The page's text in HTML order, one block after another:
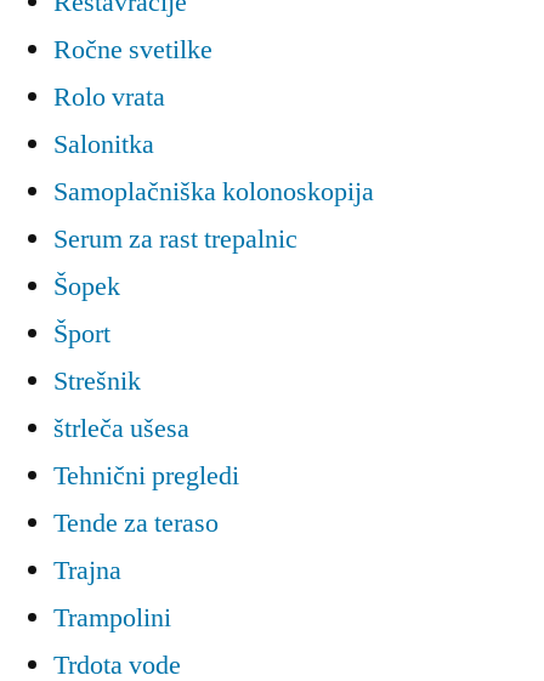
Ročne svetilke
Rolo vrata
Salonitka
Samoplačniška kolonoskopija
Serum za rast trepalnic
Šopek
Šport
Strešnik
štrleča ušesa
Tehnični pregledi
Tende za teraso
Trajna
Trampolini
Trdota vode